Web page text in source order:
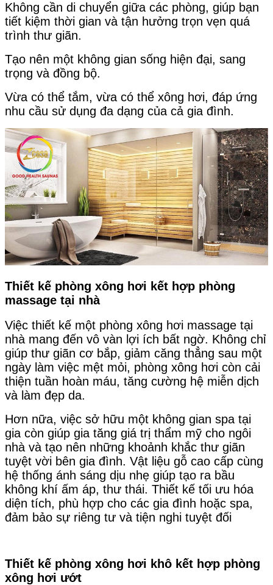
Không cần di chuyển giữa các phòng, giúp bạn
tiết kiệm thời gian và tận hưởng trọn vẹn quá
trình thư giãn.
Tạo nên một không gian sống hiện đại, sang
trọng và đồng bộ.
Vừa có thể tắm, vừa có thể xông hơi, đáp ứng
nhu cầu sử dụng đa dạng của cả gia đình.
Thiết kế phòng xông hơi kết hợp phòng
massage tại nhà
Việc thiết kế một phòng xông hơi massage tại
nhà mang đến vô vàn lợi ích bất ngờ. Không chỉ
giúp thư giãn cơ bắp, giảm căng thẳng sau một
ngày làm việc mệt mỏi, phòng xông hơi còn cải
thiện tuần hoàn máu, tăng cường hệ miễn dịch
và làm đẹp da.
Hơn nữa, việc sở hữu một không gian spa tại
gia còn giúp gia tăng giá trị thẩm mỹ cho ngôi
nhà và tạo nên những khoảnh khắc thư giãn
tuyệt vời bên gia đình. Vật liệu gỗ cao cấp cùng
hệ thống ánh sáng dịu nhẹ giúp tạo ra bầu
không khí ấm áp, thư thái. Thiết kế tối ưu hóa
diện tích, phù hợp cho các gia đình hoặc spa,
đảm bảo sự riêng tư và tiện nghi tuyệt đối
Thiết kế phòng xông hơi khô kết hợp phòng
xông hơi ướt